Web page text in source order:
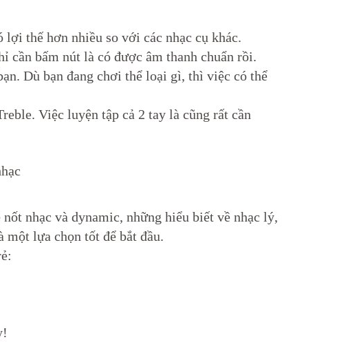
thế hơn nhiều so với các nhạc cụ khác.
cần bấm nút là có được âm thanh chuẩn rồi.
Dù bạn đang chơi thể loại gì, thì việc có thể
Việc luyện tập cả 2 tay là cũng rất cần
nhạc và dynamic, những hiểu biết về nhạc lý,
một lựa chọn tốt để bắt đầu.